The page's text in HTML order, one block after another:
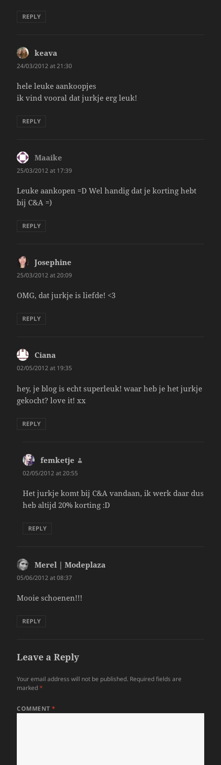
REPLY
keava
24/03/2012 at 21:30
hele leuke aankoopjes
ik vind vooral dat jurkje erg leuk!
REPLY
Maaike
25/03/2012 at 17:39
Leuke aankopen =D Wel handig dat je korting hebt
bij C&A =)
REPLY
Josephine
25/03/2012 at 20:09
OMG, dat jurkje is liefde! <3
REPLY
Ciana
02/05/2012 at 19:35
hey, je blog is echt superleuk! waar heb je het jurkje
gekocht? love it! xx
REPLY
femketje
02/05/2012 at 20:55
Het jurkje komt bij C&A vandaan, ik werk daar dus
heb altijd 20% korting :D
REPLY
Merel | Modeplaza
05/06/2012 at 08:37
Mooie schoenen!!!
REPLY
Leave a Reply
Your email address will not be published. Required fields are
marked*
COMMENT*